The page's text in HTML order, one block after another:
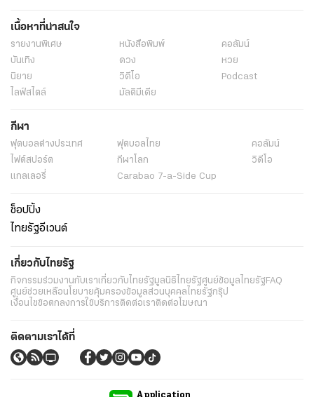
เนื้อหาที่น่าสนใจ
รายงานพิเศษ หนังสือพิมพ์
คอลัมน์
บันเทิง
ดวง
หวย
นิยาย
วิดีโอ
Podcast
ไลฟ์สไตล์
มัลติมีเดีย
กีฬา
ฟุตบอลต่่างประเทศ ฟุตบอลไทย
คอลัมน์
ไฟต์สปอร์ต
กีฬาโลก
วิดีโอ
แกลเลอรี่
Carabao 7-a-Side Cup
ช็อปปิ้ง
ไทยรัฐอีเวนต์
เกี่ยวกับไทยรัฐ
กิจกรรมร่วมงานกับเราเกี่ยวกับไทยรัฐมูลนิธิไทยรัฐศูนย์ข้อมูลไทยรัฐFAQ
ศูนย์ช่วยเหลือนโยบายคุ้มครองข้อมูลส่วนบุคคลไทยรัฐกรุ๊ป
เงื่อนไขข้อตกลงการใช้บริการติดต่อเราติดต่อโฆษณา
ติดตามเราได้ที่